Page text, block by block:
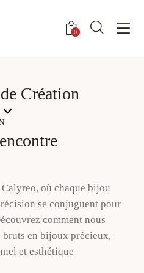
0
Création
où chaque bijou
se conjuguent pour
comment nous
en bijoux précieux,
et esthétique